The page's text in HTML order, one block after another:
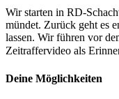
Wir starten in RD-
mündet. Zurück geht es
lassen. Wir führen vor
Zeitraffervideo als
Deine Möglichkeiten